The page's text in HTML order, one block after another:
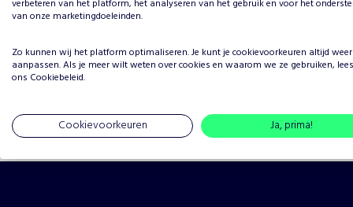
4 sterren
2 sterren
verbeteren van het platform, het analyseren van het gebruik en voor het
van onze marketingdoeleinden.
Zo kunnen wij het platform optimaliseren. Je kunt je cookievoorkeuren altijd weer
aanpassen. Als je meer wilt weten over cookies en waarom we ze gebruiken,
ons Cookiebeleid.
Cookievoorkeuren Ja, prima!